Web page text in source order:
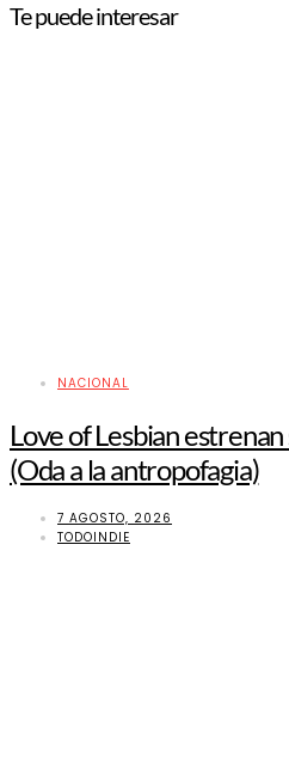
Te puede interesar
NACIONAL
Love of Lesbian
(Oda a la antropofagia)
7 AGOSTO, 2026
TODOINDIE